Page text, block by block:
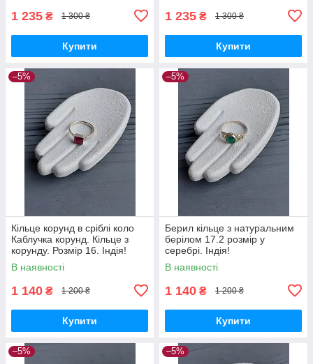
1 235 ₴ 1 300 ₴
Купити
1 235 ₴ 1 300 ₴
Купити
–5%
Кільце корунд в сріблі коло
Каблучка корунд. Кільце з
корунду. Розмір 16. Індія!
В наявності
1 140 ₴ 1 200 ₴
Купити
–5%
Берил кільце з натуральним
берілом 17.2 розмір у
серебрі. Індія!
В наявності
1 140 ₴ 1 200 ₴
Купити
–5% –5%